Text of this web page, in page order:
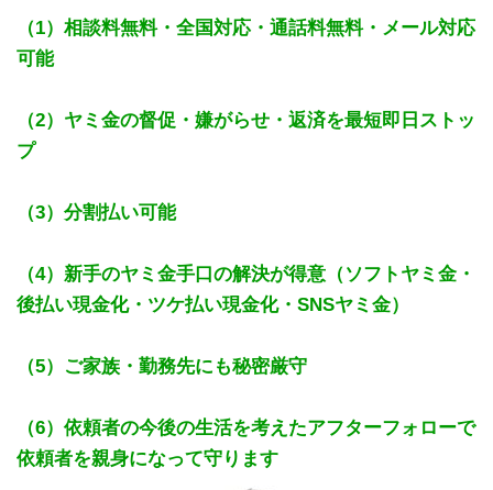
（1）相談料無料・全国対応・通話料無料・メール対応
可能
（2）ヤミ金の督促・嫌がらせ・返済を最短即日ストッ
プ
（3）分割払い可能
（4）新手のヤミ金手口の解決が得意（ソフトヤミ金・
後払い現金化・ツケ払い現金化・SNSヤミ金）
（5）ご家族・勤務先にも秘密厳守
（6）依頼者の今後の生活を考えたアフターフォローで
依頼者を親身になって守ります